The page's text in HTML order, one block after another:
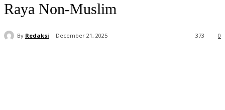
Raya Non-Muslim
By Redaksi December 21, 2025 0
373